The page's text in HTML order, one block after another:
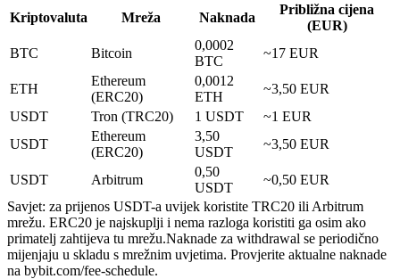
Kriptovaluta
Mreža Naknada
Približna cijena
(EUR)
BTC
Bitcoin
0,0002
BTC
~17 EUR
ETH
Ethereum
(ERC20)
0,0012
ETH
~3,50 EUR
USDT
Tron (TRC20) 1 USDT
~1 EUR
USDT
Ethereum
(ERC20)
3,50
USDT
~3,50 EUR
USDT Arbitrum
0,50
USDT
~0,50 EUR
Savjet: za prijenos USDT-a uvijek koristite TRC20 ili Arbitrum
mrežu. ERC20 je najskuplji i nema razloga koristiti ga osim ako
primatelj zahtijeva tu mrežu.Naknade za withdrawal se periodično
mijenjaju u skladu s mrežnim uvjetima. Provjerite aktualne naknade
na bybit.com/fee-schedule.